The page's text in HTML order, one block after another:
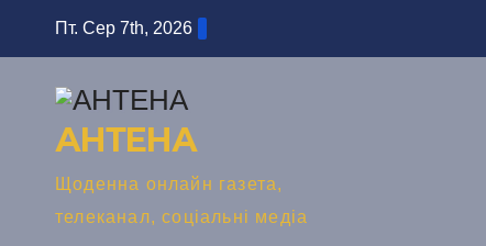
Пт. Сер 7th, 2026
АНТЕНА
Щоденна онлайн газета,
телеканал, соціальні медіа